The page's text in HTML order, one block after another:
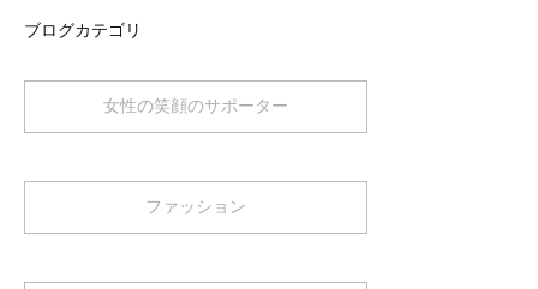
ブログカテゴリ
女性の笑顔のサポーター
ファッション